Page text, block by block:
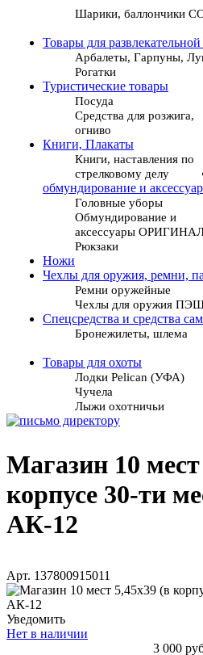
Шарики, баллончики
Товары для
Арбалеты, Гарпуны,
Рогатки
Туристические товары
Посуда
Средства для розжига,
огниво
Книги, Плакаты
Книги, наставления по
стрелковому делу
обмундирование и
Головные уборы
Обмундирование и
аксессуары
Рюкзаки
Ножи
Чехлы для оружия, ремни,
Ремни оружейные
Чехлы для оружия
Спецсредства и средства
Бронежилеты, шлема
Товары для охоты
Лодки Pelican (УФА)
Чучела
Лыжи охотничьи
Магазин 10
корпусе 30-ти
АК-12
Арт. 137800915011
Уведомить
Нет в наличии
3 000